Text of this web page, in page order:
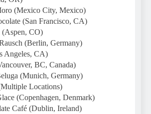
(Mexico City, Mexico)
(San Francisco, CA)
CO)
(Berlin, Germany)
Angeles, CA)
BC, Canada)
(Munich, Germany)
Locations)
(Copenhagen, Denmark)
Café (Dublin, Ireland)